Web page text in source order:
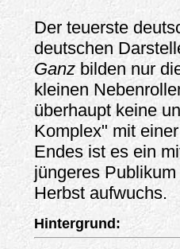
Der teuerste
deutschen
Ganzbilden nur
kleinen
überhaupt keine
Komplex" mit
Endes ist es ein
jüngeres
Herbst aufwuchs.
Hintergrund: